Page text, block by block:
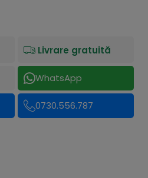
Livrare gratuită
WhatsApp
0730.556.787